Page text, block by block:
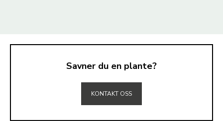
Savner du en plante?
KONTAKT OSS